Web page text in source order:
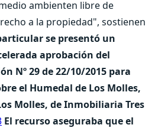
ambienten libre de
a la propiedad", sostienen
se presentó un
aprobación del
Nº 29 de 22/10/2015 para
el Humedal de Los Molles,
Molles, de Inmobiliaria Tres
El recurso aseguraba que el